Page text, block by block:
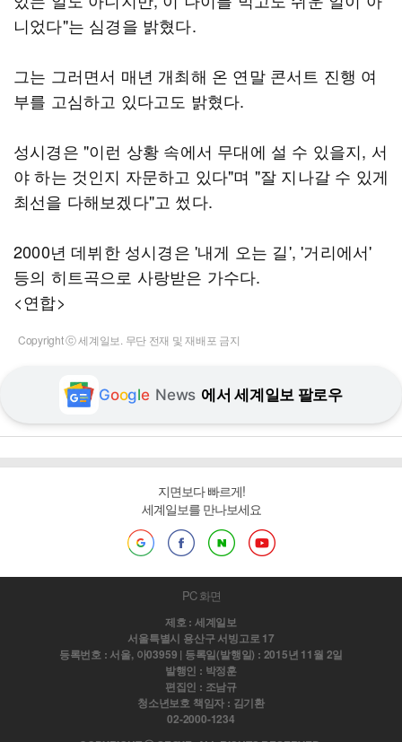
니었다"는 심경을 밝혔다.
그는 그러면서 매년 개최해 온 연말 콘서트 진행 여
부를 고심하고 있다고도 밝혔다.
성시경은 "이런 상황 속에서 무대에 설 수 있을지, 서
야 하는 것인지 자문하고 있다"며 "잘 지나갈 수 있게
최선을 다해보겠다"고 썼다.
2000년 데뷔한 성시경은 '내게 오는 길', '거리에서'
등의 히트곡으로 사랑받은 가수다.
<연합>
Copyright ⓒ 세계일보. 무단 전재 및 재배포 금지
Google News 에서 세계일보 팔로우
지면보다 빠르게!
세계일보를 만나보세요
PC 화면
제호 : 세계일보
서울특별시 용산구 서빙고로 17
등록번호 : 서울, 아03959 | 등록일(발행일) : 2015년 11월 2일
발행인 : 박정훈
편집인 : 조남규
청소년보호 책임자 : 김기환
02-2000-1234